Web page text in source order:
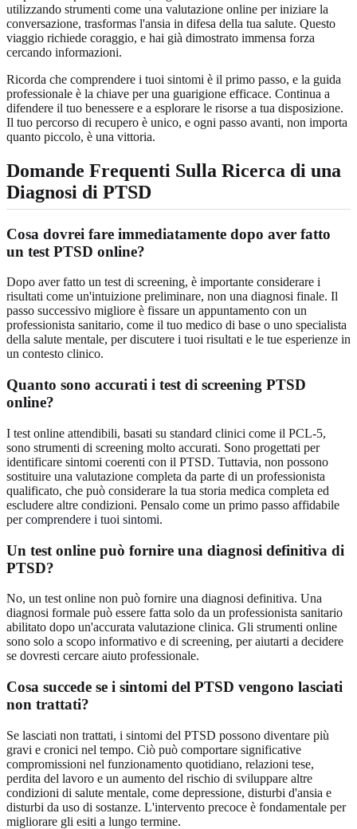
utilizzando strumenti come una valutazione online per iniziare la
conversazione, trasformas l'ansia in difesa della tua salute. Questo
viaggio richiede coraggio, e hai già dimostrato immensa forza
cercando informazioni.
Ricorda che comprendere i tuoi sintomi è il primo passo, e la guida
professionale è la chiave per una guarigione efficace. Continua a
difendere il tuo benessere e a esplorare le risorse a tua disposizione.
Il tuo percorso di recupero è unico, e ogni passo avanti, non importa
quanto piccolo, è una vittoria.
Domande Frequenti Sulla Ricerca di una
Diagnosi di PTSD
Cosa dovrei fare immediatamente dopo aver fatto
un test PTSD online?
Dopo aver fatto un test di screening, è importante considerare i
risultati come un'intuizione preliminare, non una diagnosi finale. Il
passo successivo migliore è fissare un appuntamento con un
professionista sanitario, come il tuo medico di base o uno specialista
della salute mentale, per discutere i tuoi risultati e le tue esperienze in
un contesto clinico.
Quanto sono accurati i test di screening PTSD
online?
I test online attendibili, basati su standard clinici come il PCL-5,
sono strumenti di screening molto accurati. Sono progettati per
identificare sintomi coerenti con il PTSD. Tuttavia, non possono
sostituire una valutazione completa da parte di un professionista
qualificato, che può considerare la tua storia medica completa ed
escludere altre condizioni. Pensalo come un primo passo affidabile
percomprendere i tuoi sintomi.
Un test online può fornire una diagnosi definitiva di
PTSD?
No, un test online non può fornire una diagnosi definitiva. Una
diagnosi formale può essere fatta solo da un professionista sanitario
abilitato dopo un'accurata valutazione clinica. Gli strumenti online
sono solo a scopo informativo e di screening, per aiutarti a decidere
se dovresti cercare aiuto professionale.
Cosa succede se i sintomi del PTSD vengono lasciati
non trattati?
Se lasciati non trattati, i sintomi del PTSD possono diventare più
gravi e cronici nel tempo. Ciò può comportare significative
compromissioni nel funzionamento quotidiano, relazioni tese,
perdita del lavoro e un aumento del rischio di sviluppare altre
condizioni di salute mentale, come depressione, disturbi d'ansia e
disturbi da uso di sostanze. L'intervento precoce è fondamentale per
migliorare gli esiti a lungo termine.